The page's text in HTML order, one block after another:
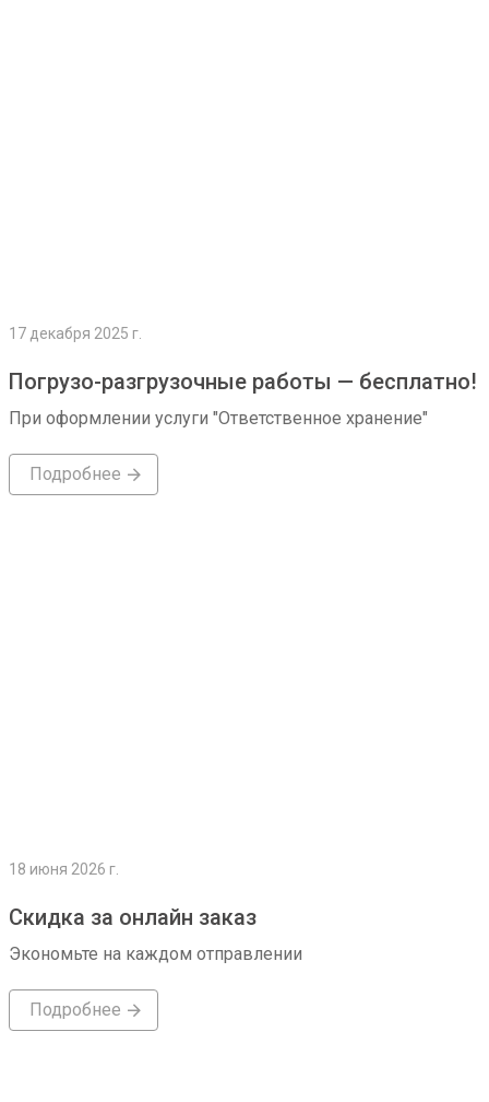
17 декабря 2025 г.
Погрузо-разгрузочные работы — бесплатно!
При оформлении услуги "Ответственное хранение"
Подробнее
18 июня 2026 г.
Скидка за онлайн заказ
Экономьте на каждом отправлении
Подробнее